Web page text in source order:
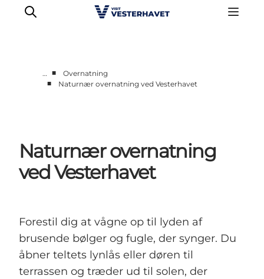
Mad & Overnatning
Køb billet
Planlæg din ferie
… ■
Overnatning
■
Naturnær overnatning ved Vesterhavet
Naturnær overnatning
ved Vesterhavet
Forestil dig at vågne op til lyden af
brusende bølger og fugle, der synger. Du
åbner teltets lynlås eller døren til
terrassen og træder ud til solen, der